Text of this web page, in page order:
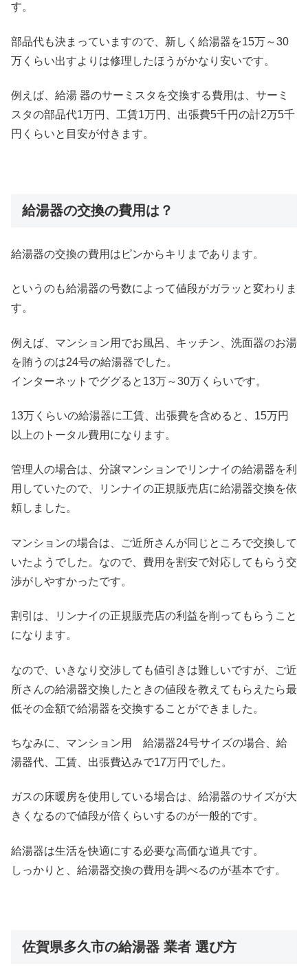
す。
部品代も決まっていますので、新しく給湯器を15万～30
万くらい出すよりは修理したほうがかなり安いです。
例えば、給湯 器のサーミスタを交換する費用は、サーミ
スタの部品代1万円、工賃1万円、出張費5千円の計2万5千
円くらいと目安が付きます。
給湯器の交換の費用は？
給湯器の交換の費用はピンからキリまであります。
というのも給湯器の号数によって値段がガラッと変わりま
す。
例えば、マンション用でお風呂、キッチン、洗面器のお湯
を賄うのは24号の給湯器でした。
インターネットでググると13万～30万くらいです。
13万くらいの給湯器に工賃、出張費を含めると、15万円
以上のトータル費用になります。
管理人の場合は、分譲マンションでリンナイの給湯器を利
用していたので、リンナイの正規販売店に給湯器交換を依
頼しました。
マンションの場合は、ご近所さんが同じところで交換して
いたようでした。なので、費用を割安で対応してもらう交
渉がしやすかったです。
割引は、リンナイの正規販売店の利益を削ってもらうこと
になります。
なので、いきなり交渉しても値引きは難しいですが、ご近
所さんの給湯器交換したときの値段を教えてもらえたら最
低その金額で給湯器を交換することができました。
ちなみに、マンション用 給湯器24号サイズの場合、給
湯器代、工賃、出張費込みで17万円でした。
ガスの床暖房を使用している場合は、給湯器のサイズが大
きくなるので値段が倍くらいするのが一般的です。
給湯器は生活を快適にする必要な高価な道具です。
しっかりと、給湯器交換の費用を調べるのが基本です。
佐賀県多久市の給湯器 業者 選び方